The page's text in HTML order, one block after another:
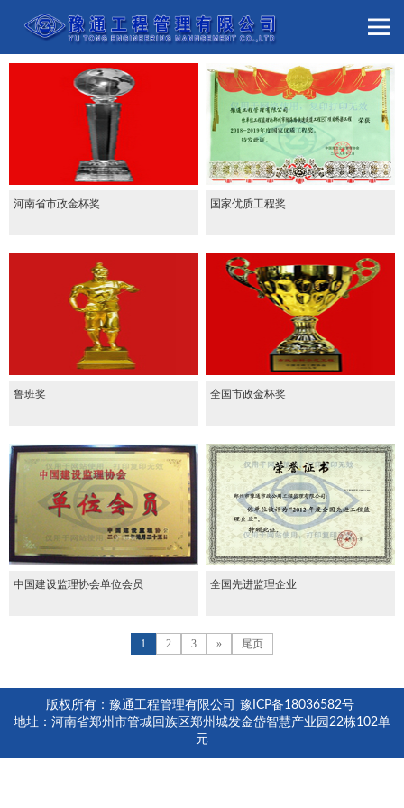
河南省市政金杯奖 国家优质工程奖
鲁班奖 全国市政金杯奖
中国建设监理协会单位会员 全国先进监理企业
1 2 3 » 尾页
版权所有：豫通工程管理有限公司
豫ICP备18036582号
地址：河南省郑州市管城回族区郑州城发金岱智慧产业园22栋102单
元